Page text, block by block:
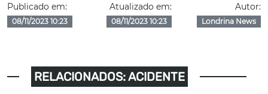
Publicado em:
08/11/2023 10:23
Atualizado em:
08/11/2023 10:23
Autor:
Londrina News
RELACIONADOS: ACIDENTE